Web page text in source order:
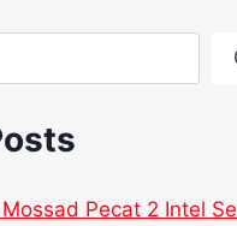
Pecat 2 Intel